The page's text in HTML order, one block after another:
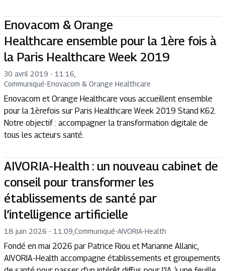
Enovacom & Orange
Healthcare ensemble pour la 1ère fois à
la Paris Healthcare Week 2019
30 avril 2019 - 11:16
Communiqué-Enovacom & Orange Healthcare
Enovacom et Orange Healthcare vous accueillent ensemble
pour la 1èrefois sur Paris Healthcare Week 2019 Stand K62.
Notre objectif : accompagner la transformation digitale de
tous les acteurs santé.
AIVORIA-Health : un nouveau cabinet de
conseil pour transformer les
établissements de santé par
l’intelligence artificielle
18 juin 2026 - 11:09 Communiqué-AIVORIA-Health
Fondé en mai 2026 par Patrice Riou et Marianne Allanic,
AIVORIA-Health accompagne établissements et groupements